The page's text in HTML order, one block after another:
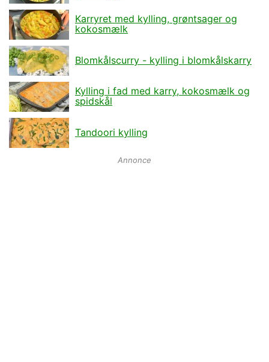
Karryret med kylling, grøntsager og
kokosmælk
Blomkålscurry - kylling i blomkålskarry
Kylling i fad med karry, kokosmælk og
spidskål
Tandoori kylling
Annonce